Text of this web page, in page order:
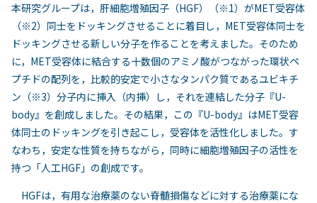
本研究グループは，肝細胞増殖因子（HGF）（※1）がMET受容体
（※2）同士をドッキングさせることに着目し，MET受容体同士を
ドッキングさせる新しい分子を作ることを考えました。そのため
に，MET受容体に結合する十数個のアミノ酸がつながった環状ペ
プチドの配列を，比較的安定で小さなタンパク質であるユビキチ
ン（※3）分子内に挿入（内挿）し，それを連結した分子『U-
body』を創成しました。その結果，この『U-body』はMET受容
体同士のドッキングを引き起こし，受容体を活性化しました。す
なわち，安定な性質を持ちながら，同時に細胞増殖因子の活性を
持つ「人工HGF」の創成です。
HGFは，有用な治療薬のない脊髄損傷などに対する治療薬にな